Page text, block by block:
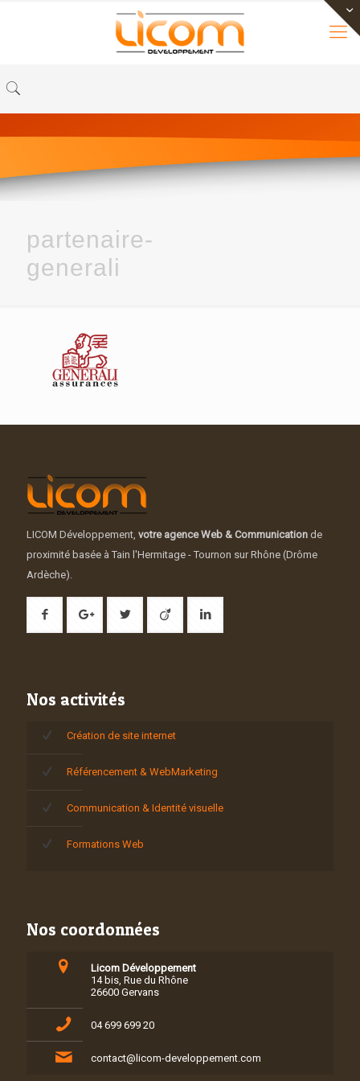
partenaire-
generali
LICOM Développement, votre agence Web & Communication de
proximité basée à Tain l'Hermitage - Tournon sur Rhône (Drôme
Ardèche).
Nos activités
Création de site internet
Référencement & WebMarketing
Communication & Identité visuelle
Formations Web
Nos coordonnées
Licom Développement
14 bis, Rue du Rhône
26600 Gervans
04 699 699 20
contact@licom-developpement.com